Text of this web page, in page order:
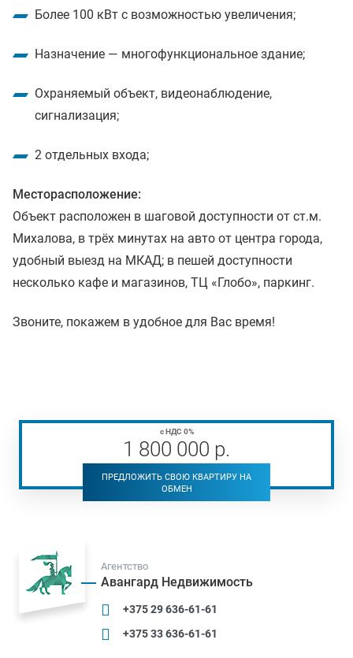
Более 100 кВт с возможностью увеличения;
Назначение — многофункциональное здание;
Охраняемый объект, видеонаблюдение,
сигнализация;
2 отдельных входа;
Месторасположение:
Объект расположен в шаговой доступности от ст.м.
Михалова, в трёх минутах на авто от центра города,
удобный выезд на МКАД; в пешей доступности
несколько кафе и магазинов, ТЦ «Глобо», паркинг.
Звоните, покажем в удобное для Вас время!
с НДС 0%
1 800 000 р.
ПРЕДЛОЖИТЬ СВОЮ КВАРТИРУ НА
ОБМЕН
Агентство
Авангард Недвижимость
+375 29 636-61-61
+375 33 636-61-61